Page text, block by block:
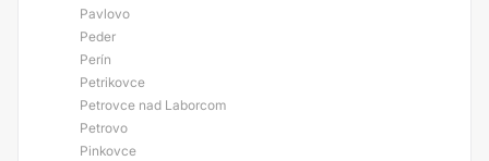
Pavlovo
Peder
Perín
Petrikovce
Petrovce nad Laborcom
Petrovo
Pinkovce